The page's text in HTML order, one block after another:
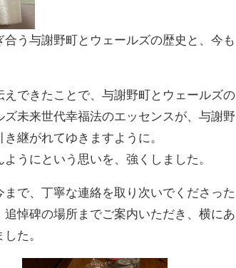
う与謝野町とウェールズの歴史と、今も
できたことで、与謝野町とウェールズの
未来世代幸福法のエッセンスが、与謝野
継がれてゆきますように。
うにという思いを、強くしました。
で、丁寧な連絡を取り次いでくださった
悼碑の場所までご案内いただき、横にあ
た。